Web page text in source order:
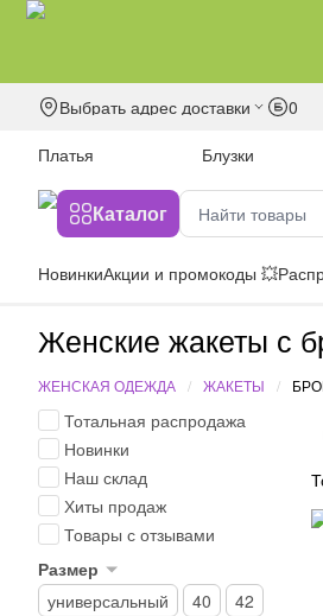
Выбрать адрес доставки 0
Платья
Блузки
Каталог
НовинкиАкции и промокоды 💥
Женские жакеты с
ЖЕНСКАЯ ОДЕЖДА ЖАКЕТЫ
Тотальная распродажа
Новинки
Наш склад
Хиты продаж
Товары с отзывами
Размер
универсальный
40
42